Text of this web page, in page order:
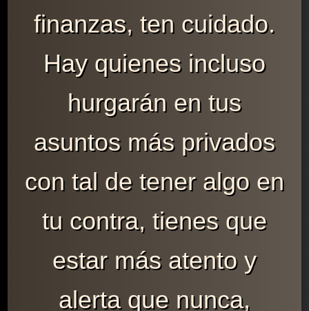
finanzas, ten cuidado.
Hay quienes incluso
hurgarán en tus
asuntos más privados
con tal de tener algo en
tu contra, tienes que
estar más atento y
alerta que nunca,